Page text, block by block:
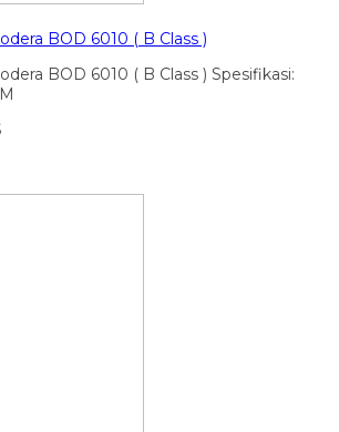
BOD 6010 ( B Class )
BOD 6010 ( B Class ) Spesifikasi: